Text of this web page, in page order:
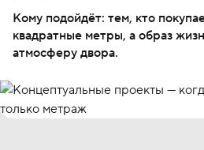
Кому подойдёт: тем, кто
квадратные метры, а образ
атмосферу двора.